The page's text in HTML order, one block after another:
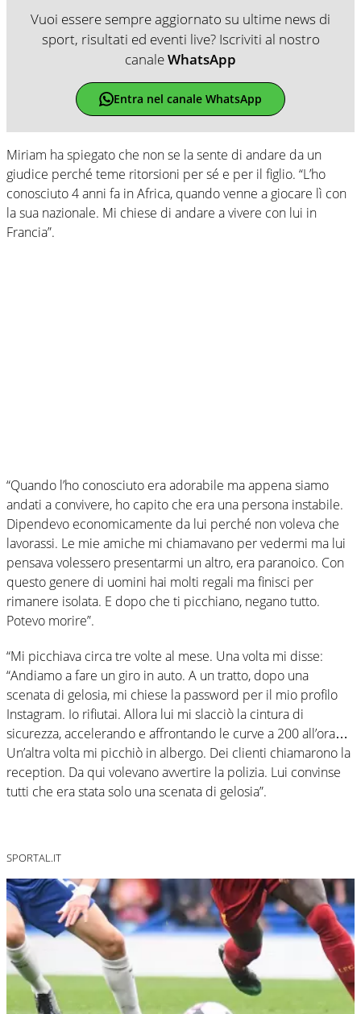
Vuoi essere sempre aggiornato su ultime news di
sport, risultati ed eventi live? Iscriviti al nostro
canaleWhatsApp
Entra nel canale WhatsApp
Miriam ha spiegato che non se la sente di andare da un
giudice perché teme ritorsioni per sé e per il figlio. “L’ho
conosciuto 4 anni fa in Africa, quando venne a giocare lì con
la sua nazionale. Mi chiese di andare a vivere con lui in
Francia”.
“Quando l’ho conosciuto era adorabile ma appena siamo
andati a convivere, ho capito che era una persona instabile.
Dipendevo economicamente da lui perché non voleva che
lavorassi. Le mie amiche mi chiamavano per vedermi ma lui
pensava volessero presentarmi un altro, era paranoico. Con
questo genere di uomini hai molti regali ma finisci per
rimanere isolata. E dopo che ti picchiano, negano tutto.
Potevo morire”.
“Mi picchiava circa tre volte al mese. Una volta mi disse:
“Andiamo a fare un giro in auto. A un tratto, dopo una
scenata di gelosia, mi chiese la password per il mio profilo
Instagram. Io rifiutai. Allora lui mi slacciò la cintura di
sicurezza, accelerando e affrontando le curve a 200 all’ora…
Un’altra volta mi picchiò in albergo. Dei clienti chiamarono la
reception. Da qui volevano avvertire la polizia. Lui convinse
tutti che era stata solo una scenata di gelosia”.
SPORTAL.IT